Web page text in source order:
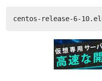
centos-release-6-